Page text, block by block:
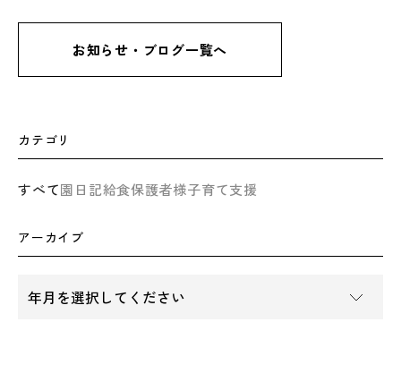
お知らせ・ブログ一覧へ
カテゴリ
すべて園日記給食保護者様子育て支援
アーカイブ